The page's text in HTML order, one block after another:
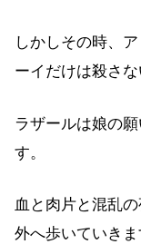
しかしその時、
ーイだけは殺さな
ラザールは娘の
す。
血と肉片と混乱
外へ歩いていきま